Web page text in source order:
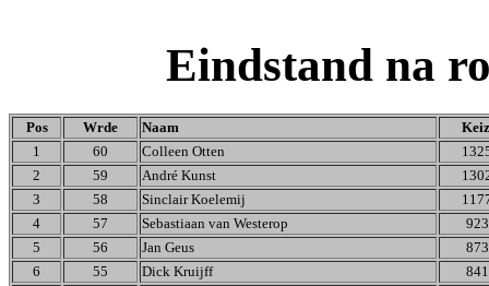
Eindstandna
Pos Wrde Naam
1
60 Colleen Otten
2
59 André Kunst
3
58 Sinclair Koelemij
4
57 Sebastiaan van Westerop
5
56 Jan Geus
6
55 Dick Kruijff